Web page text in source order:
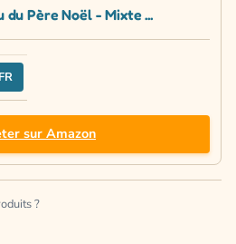
du Père Noël - Mixte ...
sur Amazon
?